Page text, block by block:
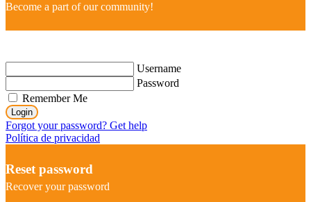
Become a part of our community!
Username
Password
Remember Me
Login
Forgot your password? Get help
Política de privacidad
Reset password
Recover your password